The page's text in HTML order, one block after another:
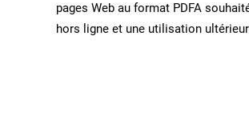
pages Web au format PDFA
hors ligne et une utilisation